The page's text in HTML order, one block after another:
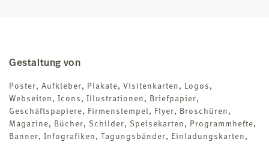
Gestaltung von
Poster, Aufkleber, Plakate, Visitenkarten, Logos,
Webseiten, Icons, Illustrationen, Briefpapier,
Geschäftspapiere, Firmenstempel, Flyer, Broschüren,
Magazine, Bücher, Schilder, Speisekarten, Programmhefte,
Banner, Infografiken, Tagungsbänder, Einladungskarten,